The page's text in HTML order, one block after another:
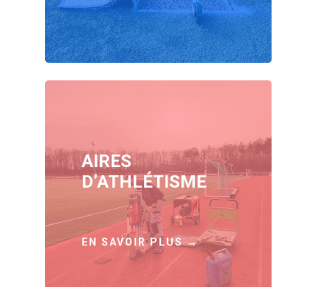
AIRES
D’ATHLÉTISME
EN SAVOIR PLUS →